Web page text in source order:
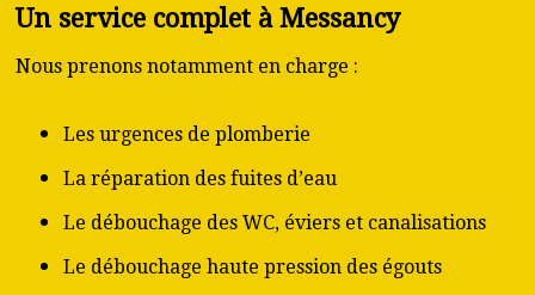
Un service complet à Messancy
Nous prenons notamment en charge :
Les urgences de plomberie
La réparation des fuites d’eau
Le débouchage des WC, éviers et canalisations
Le débouchage haute pression des égouts